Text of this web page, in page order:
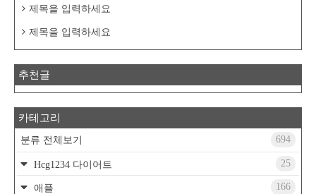
제목을 입력하세요
제목을 입력하세요
추천글
카테고리
분류 전체보기 694
Hcg1234 다이어트 25
애플
166